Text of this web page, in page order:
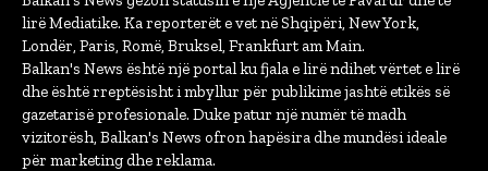
lirë Mediatike. Ka reporterët e vet në Shqipëri, New York,
Londër, Paris, Romë, Bruksel, Frankfurt am Main.
Balkan's News është një portal ku fjala e lirë ndihet vërtet e lirë
dhe është rreptësisht i mbyllur për publikime jashtë etikës së
gazetarisë profesionale. Duke patur një numër të madh
vizitorësh, Balkan's News ofron hapësira dhe mundësi ideale
për marketing dhe reklama.